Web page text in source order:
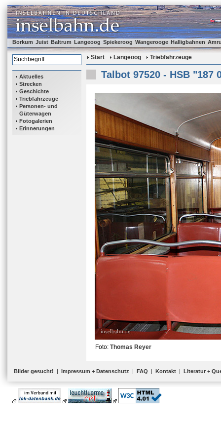
Borkum Juist Baltrum Langeoog Spiekeroog Wangerooge Halligbahnen
Aktuelles
Strecken
Geschichte
Triebfahrzeuge
Personen- und
Güterwagen
Fotogalerien
Erinnerungen
Start Langeoog Triebfahrzeuge
Talbot 97520 - HSB "187
Foto: Thomas Reyer
Bilder gesucht! | Impressum + Datenschutz | FAQ | Kontakt | Literatur +